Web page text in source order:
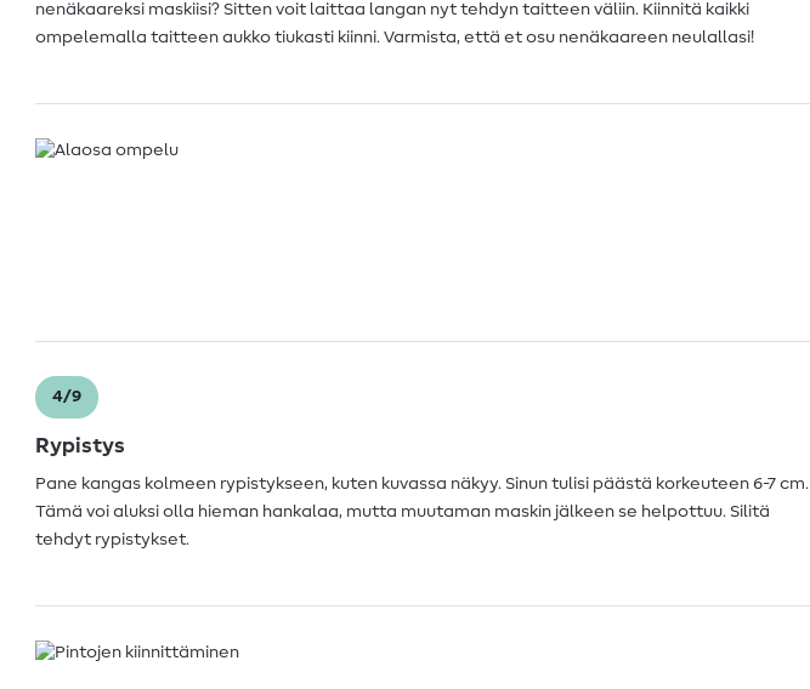
nenäkaareksi maskiisi? Sitten voit laittaa langan nyt tehdyn taitteen väliin. Kiinnitä kaikki
ompelemalla taitteen aukko tiukasti kiinni. Varmista, että et osu nenäkaareen neulallasi!
4/9
Rypistys
Pane kangas kolmeen rypistykseen, kuten kuvassa näkyy. Sinun tulisi päästä korkeuteen 6-7 cm.
Tämä voi aluksi olla hieman hankalaa, mutta muutaman maskin jälkeen se helpottuu. Silitä
tehdyt rypistykset.